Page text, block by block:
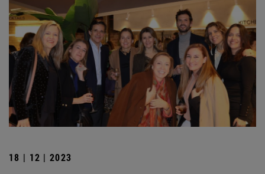
18 | 12 | 2023